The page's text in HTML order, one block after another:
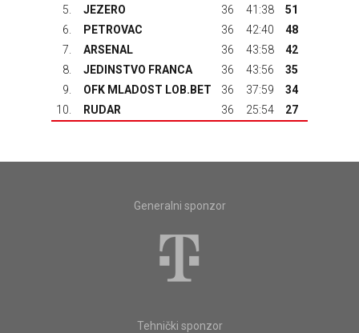
5.
JEZERO 36 41:38
51
6.
PETROVAC 36 42:40
48
7.
ARSENAL 36 43:58
42
8.
JEDINSTVO FRANCA 36 43:56
35
9.
OFK MLADOST LOB.BET 36 37:59
34
10.
RUDAR 36 25:54 27
Generalni sponzor
Tehnički sponzor